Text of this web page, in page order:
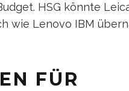
HSG könnte
wie Lenovo IBM
FÜR